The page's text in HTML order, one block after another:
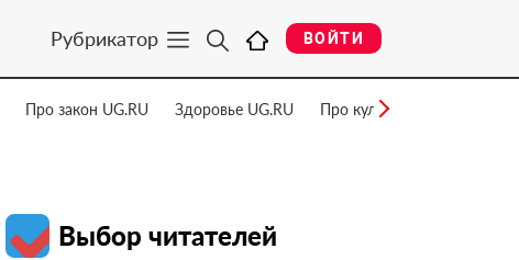
Рубрикатор ВОЙТИ
Про закон UG.RU Здоровье UG.RU Про культуру UG.RU
Выбор читателей